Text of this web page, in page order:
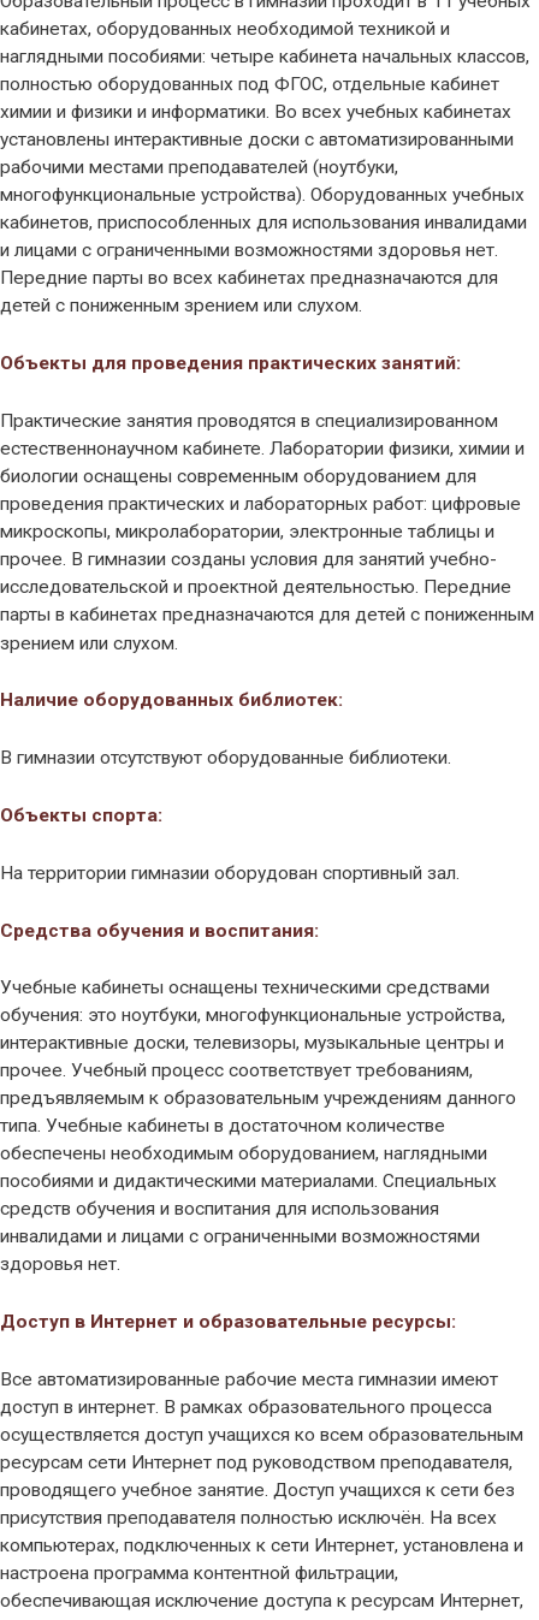
кабинетах, оборудованных необходимой техникой и
наглядными пособиями: четыре кабинета начальных классов,
полностью оборудованных под ФГОС, отдельные кабинет
химии и физики и информатики. Во всех учебных кабинетах
установлены интерактивные доски с автоматизированными
рабочими местами преподавателей (ноутбуки,
многофункциональные устройства). Оборудованных учебных
кабинетов, приспособленных для использования инвалидами
и лицами с ограниченными возможностями здоровья нет.
Передние парты во всех кабинетах предназначаются для
детей с пониженным зрением или слухом.
Объекты для проведения практических занятий:
Практические занятия проводятся в специализированном
естественнонаучном кабинете. Лаборатории физики, химии и
биологии оснащены современным оборудованием для
проведения практических и лабораторных работ: цифровые
микроскопы, микролаборатории, электронные таблицы и
прочее. В гимназии созданы условия для занятий учебно-
исследовательской и проектной деятельностью. Передние
парты в кабинетах предназначаются для детей с пониженным
зрением или слухом.
Наличие оборудованных библиотек:
В гимназии отсутствуют оборудованные библиотеки.
Объекты спорта:
На территории гимназии оборудован спортивный зал.
Средства обучения и воспитания:
Учебные кабинеты оснащены техническими средствами
обучения: это ноутбуки, многофункциональные устройства,
интерактивные доски, телевизоры, музыкальные центры и
прочее. Учебный процесс соответствует требованиям,
предъявляемым к образовательным учреждениям данного
типа. Учебные кабинеты в достаточном количестве
обеспечены необходимым оборудованием, наглядными
пособиями и дидактическими материалами. Специальных
средств обучения и воспитания для использования
инвалидами и лицами с ограниченными возможностями
здоровья нет.
Доступ в Интернет и образовательные ресурсы:
Все автоматизированные рабочие места гимназии имеют
доступ в интернет. В рамках образовательного процесса
осуществляется доступ учащихся ко всем образовательным
ресурсам сети Интернет под руководством преподавателя,
проводящего учебное занятие. Доступ учащихся к сети без
присутствия преподавателя полностью исключён. На всех
компьютерах, подключенных к сети Интернет, установлена и
настроена программа контентной фильтрации,
обеспечивающая исключение доступа к ресурсам Интернет,